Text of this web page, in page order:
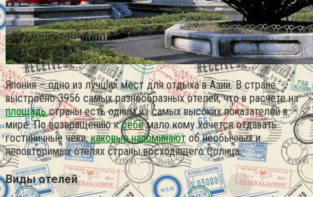
Япония – одно из лучших мест для отдыха в Азии. В стране
выстроено 3956 самых разнообразных отелей, что в расчете на
площадьстраны есть одним из самых высоких показателей в
мире. По возвращению ксебемало кому хочется отдавать
гостиничные чеки,каковые напоминаютоб необычных и
неповторимых отелях страны восходящего Солнца
Виды отелей